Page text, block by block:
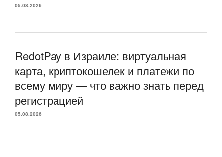
05.08.2026
RedotPay в Израиле: виртуальная
карта, криптокошелек и платежи по
всему миру — что важно знать перед
регистрацией
05.08.2026